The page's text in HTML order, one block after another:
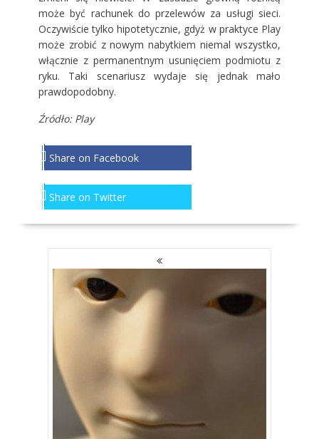
może być rachunek do przelewów za usługi sieci.
Oczywiście tylko hipotetycznie, gdyż w praktyce Play
może zrobić z nowym nabytkiem niemal wszystko,
włącznie z permanentnym usunięciem podmiotu z
ryku. Taki scenariusz wydaje się jednak mało
prawdopodobny.
Źródło: Play
Share on Facebook
Share on Twitter
NAWIGACJA